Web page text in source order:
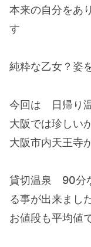
本来の自分をあ
す
純粋な乙女？姿
今回は 日帰り
大阪では珍しい
大阪市内天王寺
貸切温泉 90分
る事が出来まし
お値段も平均値